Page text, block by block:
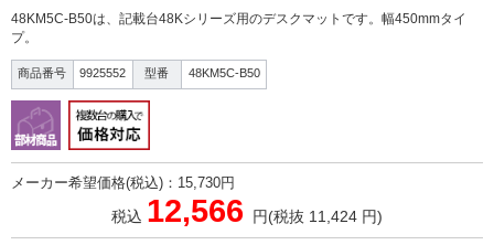
48KM5C-B50は、記載台48Kシリーズ用のデスクマットです。幅450mmタイ
プ。
商品番号 9925552 型番 48KM5C-B50
メーカー希望価格(税込)：15,730円
税込 12,566 円(税抜 11,424 円)